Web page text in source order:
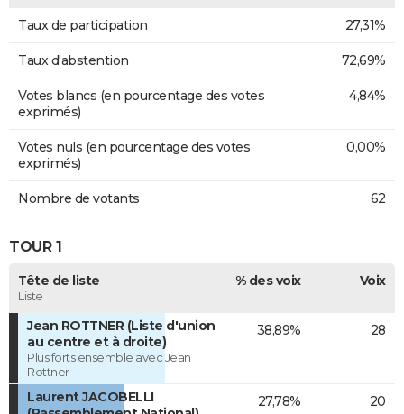
Taux de participation 27,31%
Taux d'abstention 72,69%
Votes blancs (en pourcentage des votes
exprimés)
4,84%
Votes nuls (en pourcentage des votes
exprimés)
0,00%
Nombre de votants 62
TOUR 1
Tête de liste
Liste
% des voix Voix
Jean ROTTNER (Liste d'union
au centre et à droite)
Plus forts ensemble avec Jean
Rottner
38,89% 28
Laurent JACOBELLI
27,78% 20